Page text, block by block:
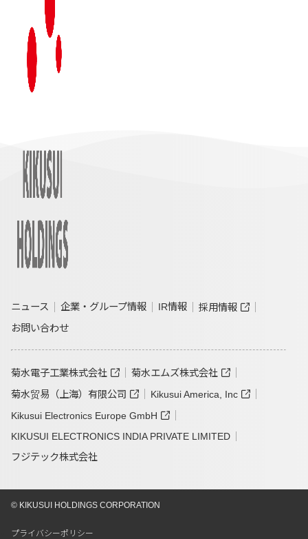
ニュース 企業・グループ情報 IR情報
採用情報
お問い合わせ
菊水電子工業株式会社
菊水エムズ株式会社
菊水贸易（上海）有限公司
Kikusui America, Inc
Kikusui Electronics Europe GmbH
KIKUSUI ELECTRONICS INDIA PRIVATE LIMITED
フジテック株式会社
© KIKUSUI HOLDINGS CORPORATION
プライバシーポリシー